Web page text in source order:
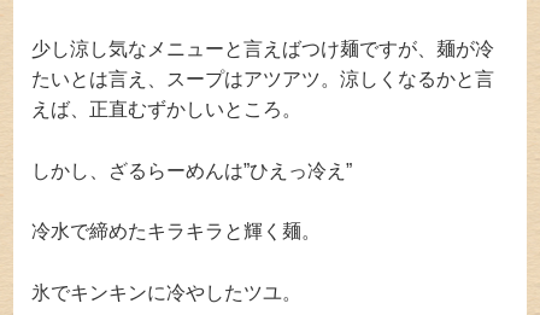
少し涼し気なメニューと言えばつけ麺ですが、麺が冷
たいとは言え、スープはアツアツ。涼しくなるかと言
えば、正直むずかしいところ。
しかし、ざるらーめんは”ひえっ冷え”
冷水で締めたキラキラと輝く麺。
氷でキンキンに冷やしたツユ。